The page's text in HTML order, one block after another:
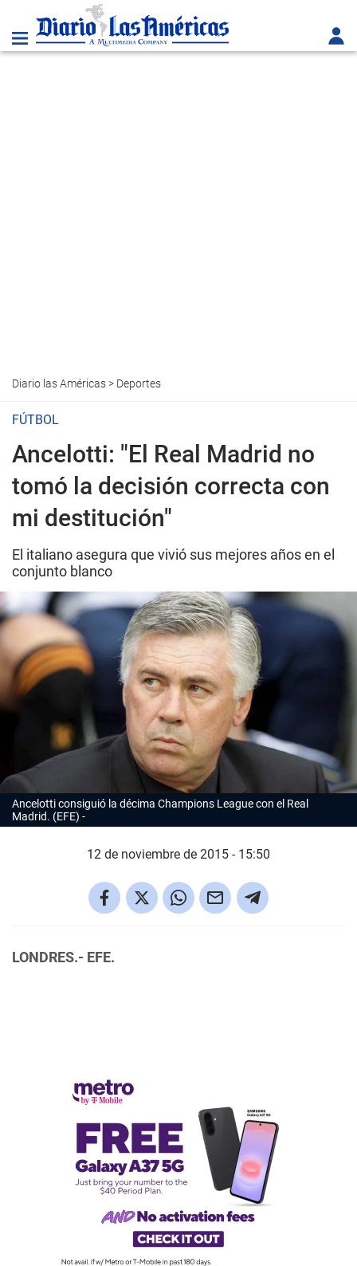
Diario las Américas> Deportes
FÚTBOL
Ancelotti: "El Real Madrid no
tomó la decisión correcta con
mi destitución"
El italiano asegura que vivió sus mejores años en el
conjunto blanco
Ancelotti consiguió la décima Champions League con el Real
Madrid. (EFE)
12 de noviembre de 2015 - 15:50
LONDRES.- EFE.